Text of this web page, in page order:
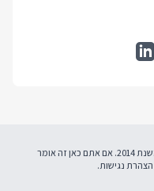
אנחנו באוויר ומלמדים תכנות ברשת משנת 2014. אם אתם כאן זה אומר
הצהרת נגישות.